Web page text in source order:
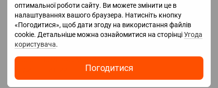
оптимальної роботи сайту. Ви можете змінити це в
налаштуваннях вашого браузера. Натисніть кнопку
«Погодитися», щоб дати згоду на використання файлів
cookie. Детальніше можна ознайомитися на сторінціУгода
користувача.
Погодитися
Входи USB 2 шт / v2.0 /
HDMI 3 шт
Версія HDMI v 2.0
Технології HDMI ALLM, eARC, CEC, HGiG